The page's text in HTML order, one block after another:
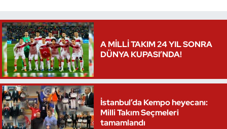
A MİLLİ TAKIM 24 YIL SONRA
DÜNYA KUPASI’NDA!
İstanbul’da Kempo heyecanı:
Milli Takım Seçmeleri
tamamlandı